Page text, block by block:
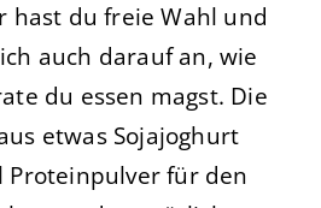
hast du freie Wahl und
auch darauf an, wie
du essen magst. Die
etwas Sojajoghurt
Proteinpulver für den